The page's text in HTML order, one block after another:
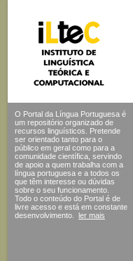
O Portal da Língua Portuguesa é
um repositório organizado de
recursos linguísticos. Pretende
ser orientado tanto para o
público em geral como para a
comunidade científica, servindo
de apoio a quem trabalha com a
língua portuguesa e a todos os
que têm interesse ou dúvidas
sobre o seu funcionamento.
Todo o conteúdo do Portal é de
livre acesso e está em constante
desenvolvimento.
ler mais